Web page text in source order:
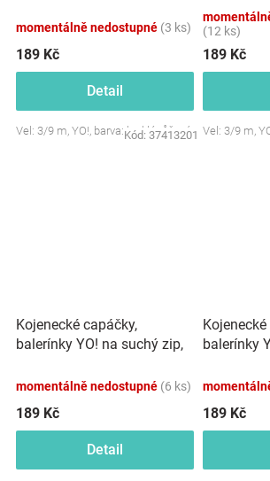
momentálně nedostupné (3 ks)
189 Kč
Detail
Vel: 3/9 m, YO!, barva: lesklá růžová
Kód: 37413201
(12 ks)
189 Kč
Vel: 3/9 m,
Kojenecké capáčky,
balerínky YO! na suchý zip,
momentálně nedostupné (6 ks)
189 Kč
Detail
balerínky
189 Kč